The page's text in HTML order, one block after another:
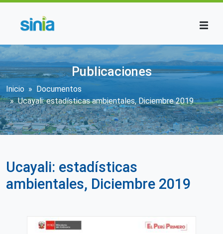
Publicaciones
Sobrescribir enlaces de ayuda a la
Inicio
Documentos
Ucayali: estadísticas ambientales, Diciembre 2019
Ucayali: estadísticas
ambientales, Diciembre 2019